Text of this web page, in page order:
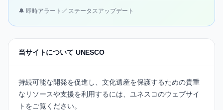
🔔 即時アラート ✅ ステータスアップデート
当サイトについて UNESCO
持続可能な開発を促進し、文化遺産を保護するための貴重
なリソースや支援を利用するには、 ユネスコのウェブサイ
ト をご覧ください。